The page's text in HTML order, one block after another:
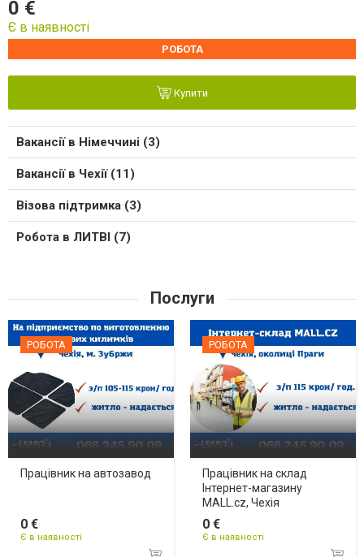
0 €
Є в наявності
РОБОТА
Купити
Вакансії в Німеччині (3)
Вакансії в Чехії (11)
Візова підтримка (3)
Робота в ЛИТВІ (7)
Послуги
РОБОТА
Працівник на автозавод
0 €
Є в наявності
РОБОТА
Працівник на склад
Інтернет-магазину
MALL.cz, Чехія
0 €
Є в наявності